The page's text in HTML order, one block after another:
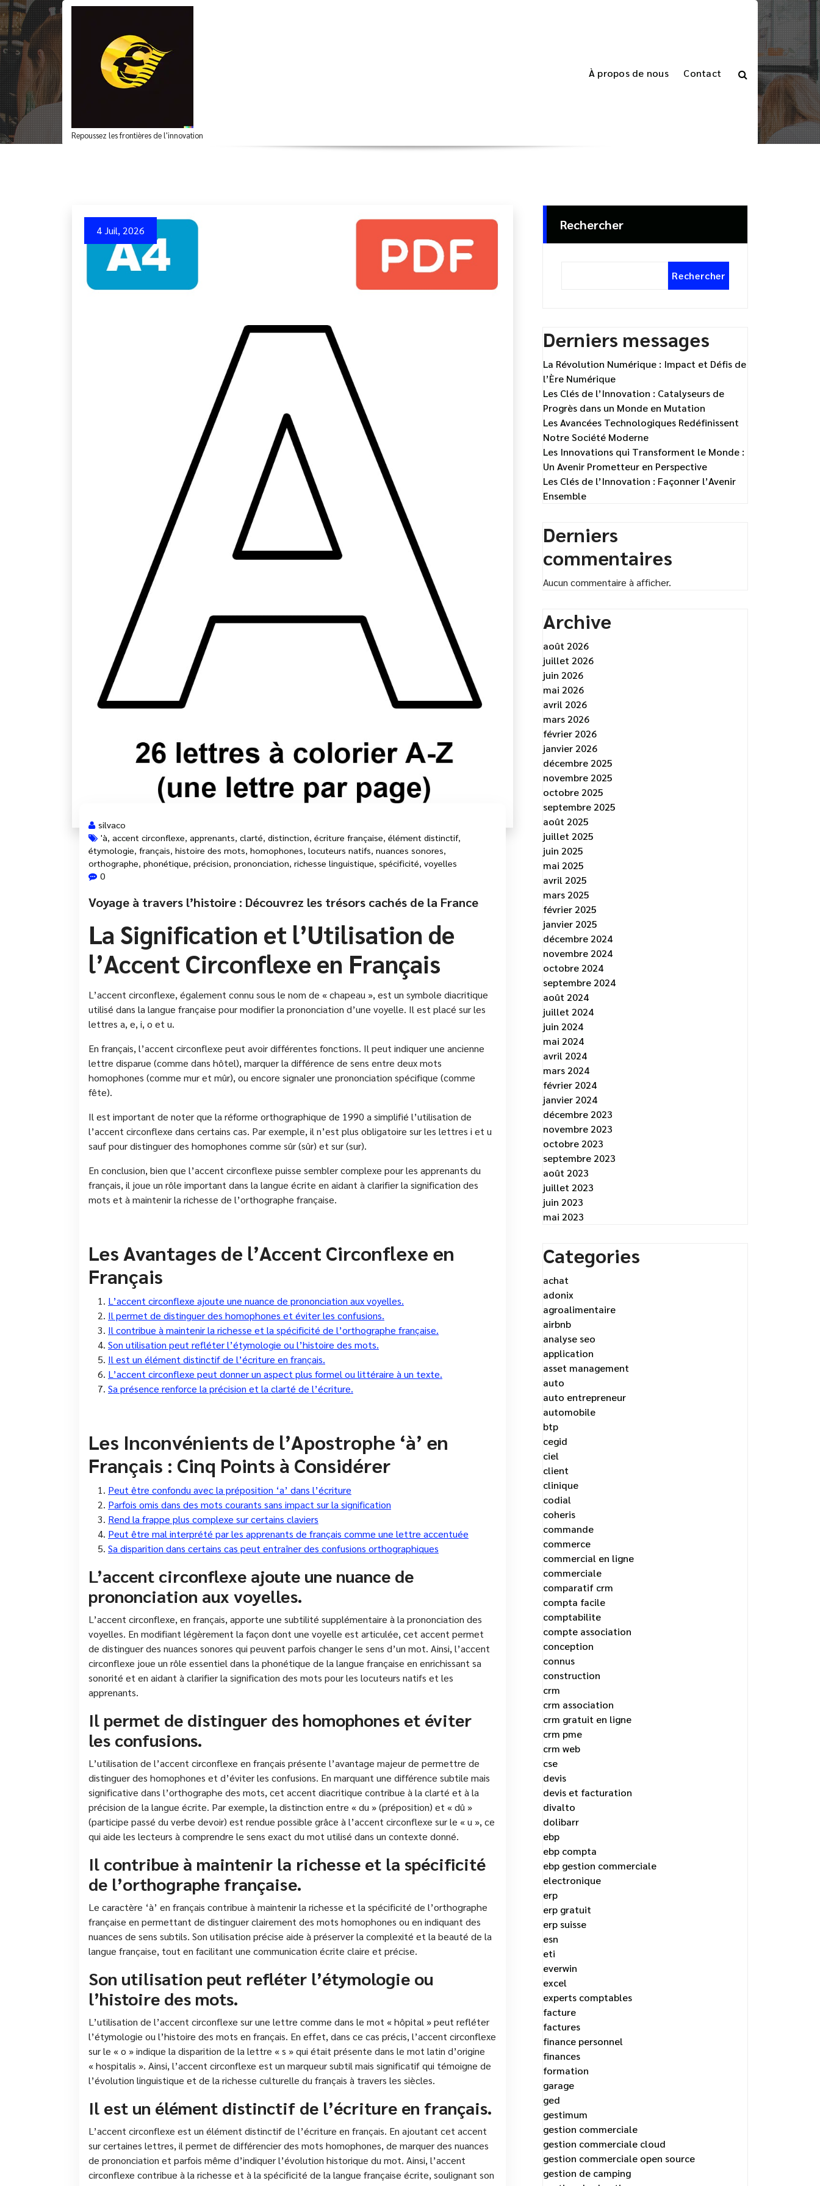
Aller
au
contenu
Repoussez les frontières de l'innovation
À propos de nous Contact
Voyage à travers l’histoire : Découvrez les trésors cachés de la France
4 Juil, 2026
silvaco
'à, accent circonflexe, apprenants, clarté, distinction, écriture française, élément distinctif,
étymologie, français, histoire des mots, homophones, locuteurs natifs, nuances sonores,
orthographe, phonétique, précision, prononciation, richesse linguistique, spécificité, voyelles
0
Voyage à travers l’histoire : Découvrez les trésors cachés de la France
La Signification et l’Utilisation de
l’Accent Circonflexe en Français
L’accent circonflexe, également connu sous le nom de « chapeau », est un symbole diacritique
utilisé dans la langue française pour modifier la prononciation d’une voyelle. Il est placé sur les
lettres a, e, i, o et u.
En français, l’accent circonflexe peut avoir différentes fonctions. Il peut indiquer une ancienne
lettre disparue (comme dans hôtel), marquer la différence de sens entre deux mots
homophones (comme mur et mûr), ou encore signaler une prononciation spécifique (comme
fête).
Il est important de noter que la réforme orthographique de 1990 a simplifié l’utilisation de
l’accent circonflexe dans certains cas. Par exemple, il n’est plus obligatoire sur les lettres i et u
sauf pour distinguer des homophones comme sûr (sûr) et sur (sur).
En conclusion, bien que l’accent circonflexe puisse sembler complexe pour les apprenants du
français, il joue un rôle important dans la langue écrite en aidant à clarifier la signification des
mots et à maintenir la richesse de l’orthographe française.
Les Avantages de l’Accent Circonflexe en
Français
L’accent circonflexe ajoute une nuance de prononciation aux voyelles.
Il permet de distinguer des homophones et éviter les confusions.
Il contribue à maintenir la richesse et la spécificité de l’orthographe française.
Son utilisation peut refléter l’étymologie ou l’histoire des mots.
Il est un élément distinctif de l’écriture en français.
L’accent circonflexe peut donner un aspect plus formel ou littéraire à un texte.
Sa présence renforce la précision et la clarté de l’écriture.
Les Inconvénients de l’Apostrophe ‘à’ en
Français : Cinq Points à Considérer
Peut être confondu avec la préposition ‘a’ dans l’écriture
Parfois omis dans des mots courants sans impact sur la signification
Rend la frappe plus complexe sur certains claviers
Peut être mal interprété par les apprenants de français comme une lettre accentuée
Sa disparition dans certains cas peut entraîner des confusions orthographiques
L’accent circonflexe ajoute une nuance de
prononciation aux voyelles.
L’accent circonflexe, en français, apporte une subtilité supplémentaire à la prononciation des
voyelles. En modifiant légèrement la façon dont une voyelle est articulée, cet accent permet
de distinguer des nuances sonores qui peuvent parfois changer le sens d’un mot. Ainsi, l’accent
circonflexe joue un rôle essentiel dans la phonétique de la langue française en enrichissant sa
sonorité et en aidant à clarifier la signification des mots pour les locuteurs natifs et les
apprenants.
Il permet de distinguer des homophones et éviter
les confusions.
L’utilisation de l’accent circonflexe en français présente l’avantage majeur de permettre de
distinguer des homophones et d’éviter les confusions. En marquant une différence subtile mais
significative dans l’orthographe des mots, cet accent diacritique contribue à la clarté et à la
précision de la langue écrite. Par exemple, la distinction entre « du » (préposition) et « dû »
(participe passé du verbe devoir) est rendue possible grâce à l’accent circonflexe sur le « u », ce
qui aide les lecteurs à comprendre le sens exact du mot utilisé dans un contexte donné.
Il contribue à maintenir la richesse et la spécificité
de l’orthographe française.
Le caractère ‘à’ en français contribue à maintenir la richesse et la spécificité de l’orthographe
française en permettant de distinguer clairement des mots homophones ou en indiquant des
nuances de sens subtils. Son utilisation précise aide à préserver la complexité et la beauté de la
langue française, tout en facilitant une communication écrite claire et précise.
Son utilisation peut refléter l’étymologie ou
l’histoire des mots.
L’utilisation de l’accent circonflexe sur une lettre comme dans le mot « hôpital » peut refléter
l’étymologie ou l’histoire des mots en français. En effet, dans ce cas précis, l’accent circonflexe
sur le « o » indique la disparition de la lettre « s » qui était présente dans le mot latin d’origine
« hospitalis ». Ainsi, l’accent circonflexe est un marqueur subtil mais significatif qui témoigne de
l’évolution linguistique et de la richesse culturelle du français à travers les siècles.
Il est un élément distinctif de l’écriture en français.
L’accent circonflexe est un élément distinctif de l’écriture en français. En ajoutant cet accent
sur certaines lettres, il permet de différencier des mots homophones, de marquer des nuances
de prononciation et parfois même d’indiquer l’évolution historique du mot. Ainsi, l’accent
circonflexe contribue à la richesse et à la spécificité de la langue française écrite, soulignant son
Rechercher
Rechercher
Derniers messages
La Révolution Numérique : Impact et Défis de
l’Ère Numérique
Les Clés de l’Innovation : Catalyseurs de
Progrès dans un Monde en Mutation
Les Avancées Technologiques Redéfinissent
Notre Société Moderne
Les Innovations qui Transforment le Monde :
Un Avenir Prometteur en Perspective
Les Clés de l’Innovation : Façonner l’Avenir
Ensemble
Derniers
commentaires
Aucun commentaire à afficher.
Archive
août 2026
juillet 2026
juin 2026
mai 2026
avril 2026
mars 2026
février 2026
janvier 2026
décembre 2025
novembre 2025
octobre 2025
septembre 2025
août 2025
juillet 2025
juin 2025
mai 2025
avril 2025
mars 2025
février 2025
janvier 2025
décembre 2024
novembre 2024
octobre 2024
septembre 2024
août 2024
juillet 2024
juin 2024
mai 2024
avril 2024
mars 2024
février 2024
janvier 2024
décembre 2023
novembre 2023
octobre 2023
septembre 2023
août 2023
juillet 2023
juin 2023
mai 2023
Categories
achat
adonix
agroalimentaire
airbnb
analyse seo
application
asset management
auto
auto entrepreneur
automobile
btp
cegid
ciel
client
clinique
codial
coheris
commande
commerce
commercial en ligne
commerciale
comparatif crm
compta facile
comptabilite
compte association
conception
connus
construction
crm
crm association
crm gratuit en ligne
crm pme
crm web
cse
devis
devis et facturation
divalto
dolibarr
ebp
ebp compta
ebp gestion commerciale
electronique
erp
erp gratuit
erp suisse
esn
eti
everwin
excel
experts comptables
facture
factures
finance personnel
finances
formation
garage
ged
gestimum
gestion commerciale
gestion commerciale cloud
gestion commerciale open source
gestion de camping